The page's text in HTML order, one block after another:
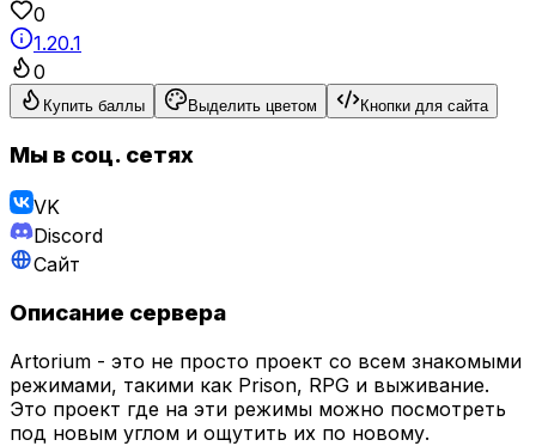
0
1.20.1
0
Купить баллы Выделить цветом Кнопки для сайта
Мы в соц. сетях
VK
Discord
Сайт
Описание сервера
Artorium - это не просто проект со всем знакомыми
режимами, такими как Prison, RPG и выживание.
Это проект где на эти режимы можно посмотреть
под новым углом и ощутить их по новому.